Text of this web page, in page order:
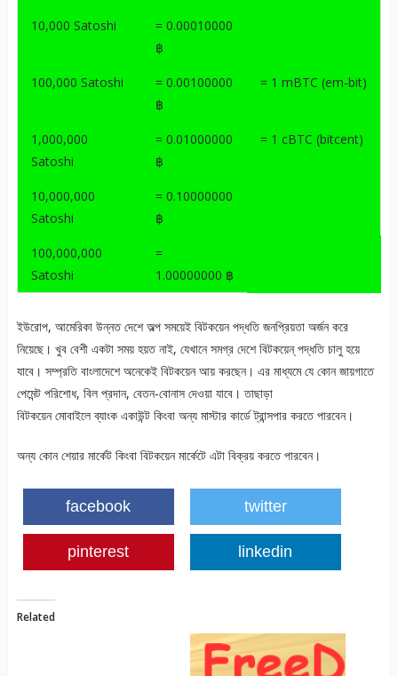
10,000 Satoshi
= 0.00010000
฿
100,000 Satoshi
= 0.00100000
฿
= 1 mBTC (em-bit)
1,000,000
Satoshi
= 0.01000000
฿
= 1 cBTC (bitcent)
10,000,000
Satoshi
= 0.10000000
฿
100,000,000
Satoshi
=
1.00000000 ฿
ইউরোপ, আমেরিকা উন্নত দেশে অল্প সময়েই বিটকয়েন পদ্ধতি জনপ্রিয়তা অর্জন করে
নিয়েছে। খুব বেশী একটা সময় হয়ত নাই, যেখানে সমগ্র দেশে বিটকয়েন্ পদ্ধতি চালু হয়ে
যাবে। সম্প্রতি বাংলাদেশে অনেকেই বিটকয়েন আয় করছেন। এর মাধ্যমে যে কোন জায়গাতে
পেমেন্ট পরিশোধ, বিল প্রদান, বেতন-বোনাস দেওয়া যাবে। তাছাড়া
বিটকয়েন মোবাইলে ব্যাংক একাউন্ট কিংবা অন্য মাস্টার কার্ডে ট্রান্সপার করতে পারবেন।
অন্য কোন শেয়ার মার্কেট কিংবা বিটকয়েন মার্কেটে এটা বিক্রয় করতে পারবেন।
facebook twitter
pinterest linkedin
Related